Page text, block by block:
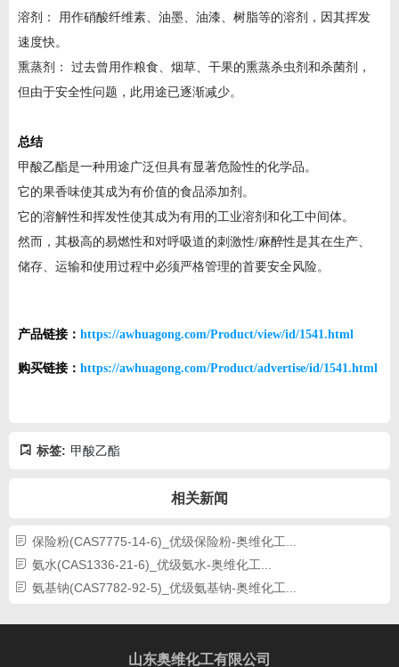
溶剂： 用作硝酸纤维素、油墨、油漆、树脂等的溶剂，因其挥发
速度快。
熏蒸剂： 过去曾用作粮食、烟草、干果的熏蒸杀虫剂和杀菌剂，
但由于安全性问题，此用途已逐渐减少。
总结
甲酸乙酯是一种用途广泛但具有显著危险性的化学品。
它的果香味使其成为有价值的食品添加剂。
它的溶解性和挥发性使其成为有用的工业溶剂和化工中间体。
然而，其极高的易燃性和对呼吸道的刺激性/麻醉性是其在生产、
储存、运输和使用过程中必须严格管理的首要安全风险。
产品链接： https://awhuagong.com/Product/view/id/1541.html
购买链接： https://awhuagong.com/Product/advertise/id/1541.html
标签: 甲酸乙酯
相关新闻
保险粉(CAS7775-14-6)_优级保险粉-奥维化工...
氨水(CAS1336-21-6)_优级氨水-奥维化工...
氨基钠(CAS7782-92-5)_优级氨基钠-奥维化工...
山东奥维化工有限公司